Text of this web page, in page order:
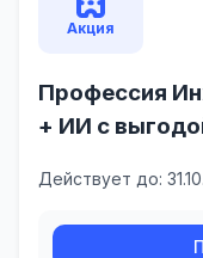
Акция
Профессия
+ ИИ с
Действует до: